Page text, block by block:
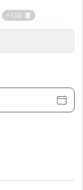
+100